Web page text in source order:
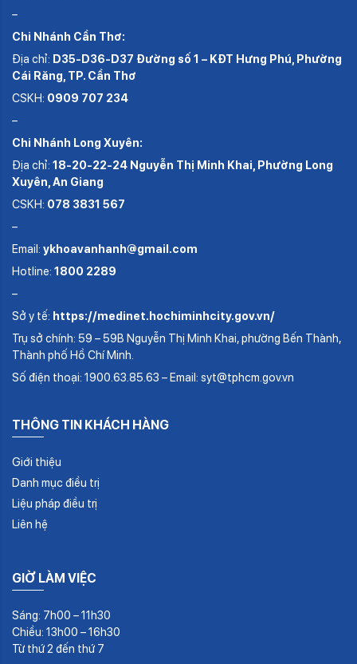
–
Chi Nhánh Cần Thơ:
Địa chỉ: D35-D36-D37 Đường số 1 – KĐT Hưng Phú, Phường
Cái Răng, TP. Cần Thơ
CSKH: 0909 707 234
–
Chi Nhánh Long Xuyên:
Địa chỉ: 18-20-22-24 Nguyễn Thị Minh Khai, Phường Long
Xuyên, An Giang
CSKH: 078 3831 567
–
Email: ykhoavanhanh@gmail.com
Hotline: 1800 2289
–
Sở y tế: https://medinet.hochiminhcity.gov.vn/
Trụ sở chính: 59 – 59B Nguyễn Thị Minh Khai, phường Bến Thành,
Thành phố Hồ Chí Minh.
Số điện thoại: 1900.63.85.63 – Email: syt@tphcm.gov.vn
THÔNG TIN KHÁCH HÀNG
Giới thiệu
Danh mục điều trị
Liệu pháp điều trị
Liên hệ
GIỜ LÀM VIỆC
Sáng: 7h00 – 11h30
Chiều: 13h00 – 16h30
Từ thứ 2 đến thứ 7